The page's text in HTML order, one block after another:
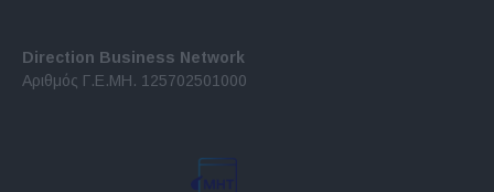
Direction Business Network
Αριθμός Γ.Ε.ΜΗ. 125702501000